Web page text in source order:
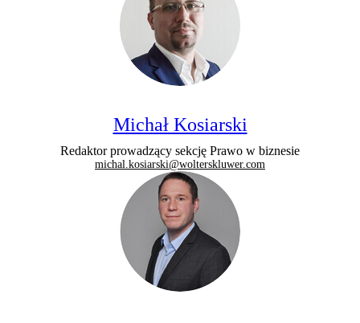
Michał Kosiarski
Redaktor prowadzący sekcję Prawo w biznesie
michal.kosiarski@wolterskluwer.com